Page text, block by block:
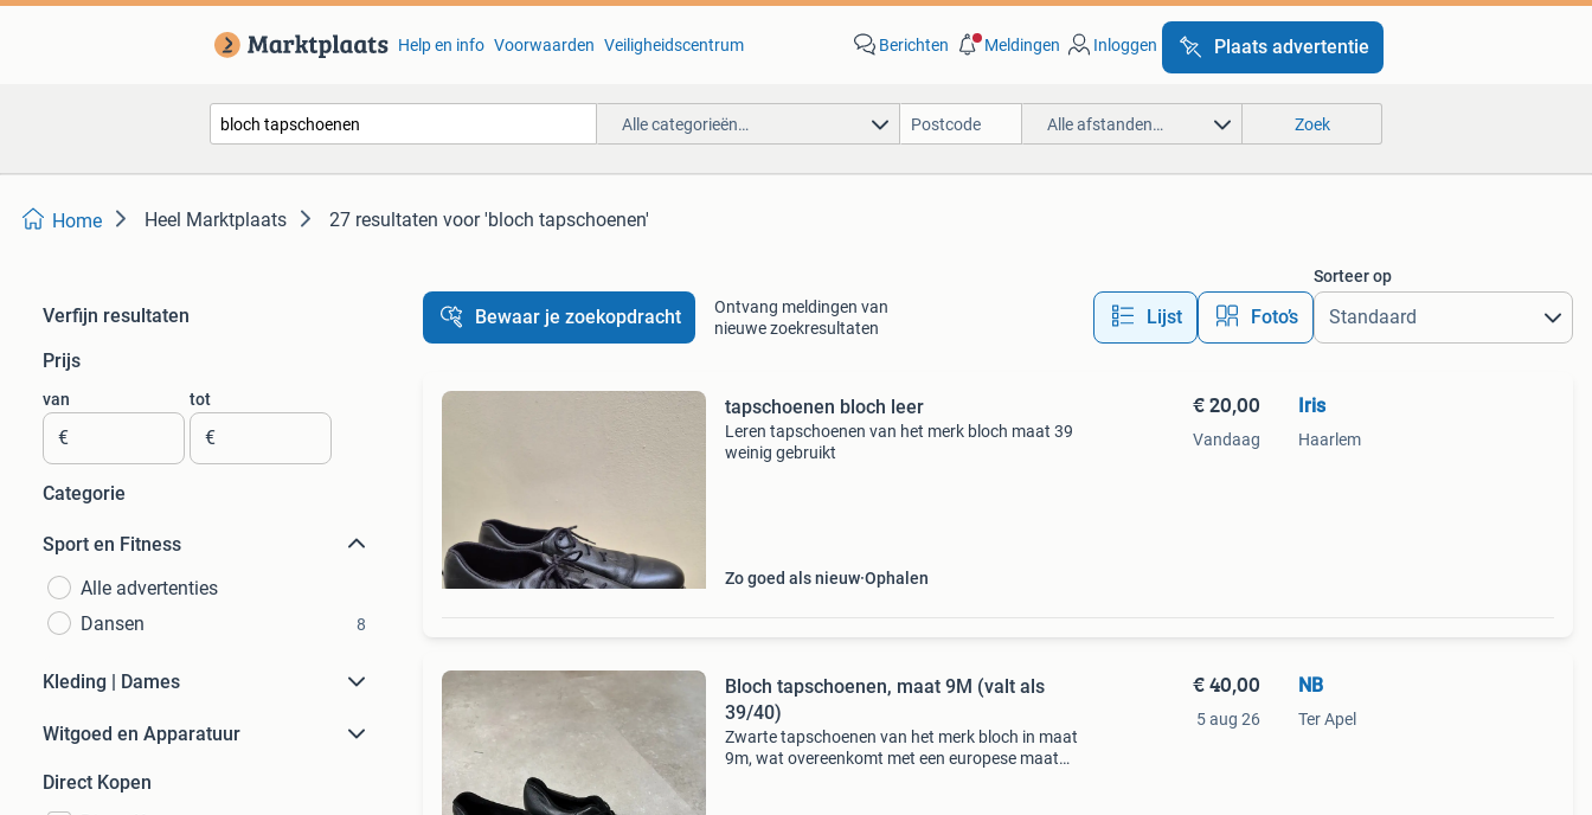
Help en info Voorwaarden Veiligheidscentrum Berichten Meldingen Inloggen Plaats advertentie
Alle categorieën… Alle afstanden… Zoek
Home Heel Marktplaats 27 resultaten voor 'bloch tapschoenen'
Verfijn resultaten
Prijs
van
€
tot
€
Categorie
Sport en Fitness
Alle advertenties
Dansen
8
Kleding | Dames
Witgoed en Apparatuur
Direct Kopen
Bewaar je zoekopdracht
Ontvang meldingen van
nieuwe zoekresultaten
Lijst Foto’s
Sorteer op
tapschoenen bloch leer
Leren tapschoenen van het merk bloch maat 39
weinig gebruikt
Zo goed als nieuw Ophalen
€ 20,00
Vandaag
Iris
Haarlem
Bloch tapschoenen, maat 9M (valt als
39/40)
Zwarte tapschoenen van het merk bloch in maat
9m, wat overeenkomt met een europese maat
€ 40,00
5 aug 26
NB
Ter Apel